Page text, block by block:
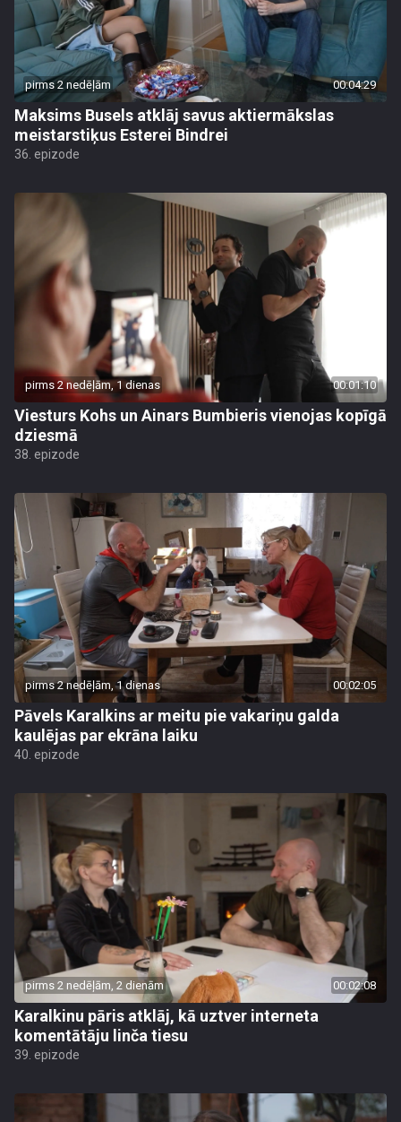
pirms 2 nedēļām 00:04:29
Maksims Busels atklāj savus aktiermākslas
meistarstiķus Esterei Bindrei
36. epizode
pirms 2 nedēļām, 1 dienas 00:01:10
Viesturs Kohs un Ainars Bumbieris vienojas kopīgā
dziesmā
38. epizode
pirms 2 nedēļām, 1 dienas 00:02:05
Pāvels Karalkins ar meitu pie vakariņu galda
kaulējas par ekrāna laiku
40. epizode
pirms 2 nedēļām, 2 dienām 00:02:08
Karalkinu pāris atklāj, kā uztver interneta
komentātāju linča tiesu
39. epizode